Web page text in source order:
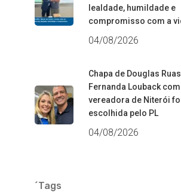
lealdade, humildade e
compromisso com a
04/08/2026
Chapa de Douglas
Fernanda Louback
vereadora de Niterói
escolhida pelo PL
04/08/2026
´Tags